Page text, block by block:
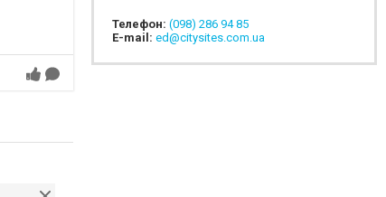
Телефон: (098) 286 94 85
E-mail: ed@citysites.com.ua